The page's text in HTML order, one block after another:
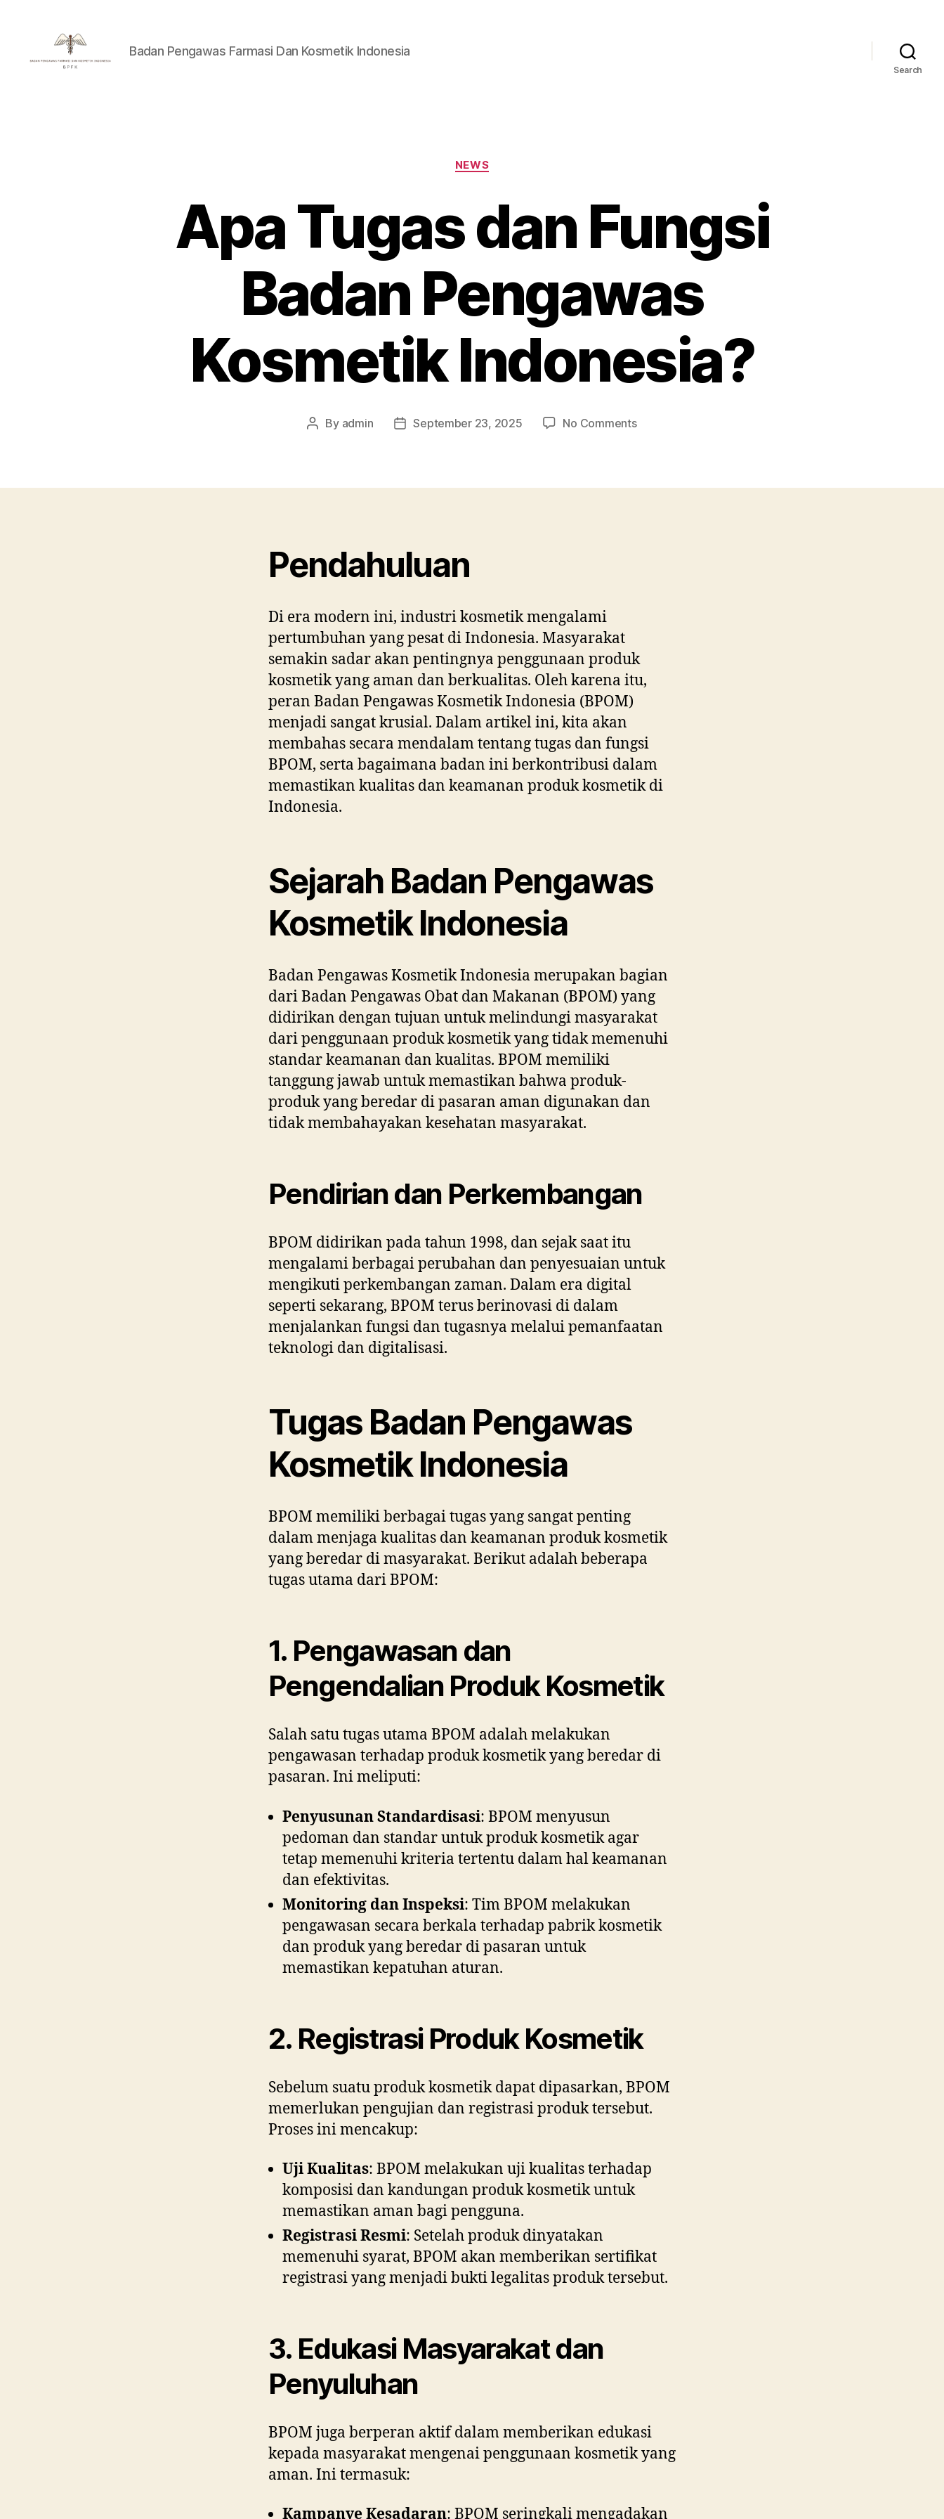
Badan Pengawas Farmasi Dan Kosmetik Indonesia
Search
Categories
NEWS
Apa Tugas dan Fungsi
Badan Pengawas
Kosmetik Indonesia?
Post
By admin
PostSeptember 23, 2025 No Commentson
Fungsi
Pendahuluan
Di era modern ini, industri kosmetik mengalami
pertumbuhan yang pesat di Indonesia. Masyarakat
semakin sadar akan pentingnya penggunaan produk
kosmetik yang aman dan berkualitas. Oleh karena itu,
peran Badan Pengawas Kosmetik Indonesia (BPOM)
menjadi sangat krusial. Dalam artikel ini, kita akan
membahas secara mendalam tentang tugas dan fungsi
BPOM, serta bagaimana badan ini berkontribusi dalam
memastikan kualitas dan keamanan produk kosmetik di
Indonesia.
Sejarah Badan Pengawas
Kosmetik Indonesia
Badan Pengawas Kosmetik Indonesia merupakan bagian
dari Badan Pengawas Obat dan Makanan (BPOM) yang
didirikan dengan tujuan untuk melindungi masyarakat
dari penggunaan produk kosmetik yang tidak memenuhi
standar keamanan dan kualitas. BPOM memiliki
tanggung jawab untuk memastikan bahwa produk-
produk yang beredar di pasaran aman digunakan dan
tidak membahayakan kesehatan masyarakat.
Pendirian dan Perkembangan
BPOM didirikan pada tahun 1998, dan sejak saat itu
mengalami berbagai perubahan dan penyesuaian untuk
mengikuti perkembangan zaman. Dalam era digital
seperti sekarang, BPOM terus berinovasi di dalam
menjalankan fungsi dan tugasnya melalui pemanfaatan
teknologi dan digitalisasi.
Tugas Badan Pengawas
Kosmetik Indonesia
BPOM memiliki berbagai tugas yang sangat penting
dalam menjaga kualitas dan keamanan produk kosmetik
yang beredar di masyarakat. Berikut adalah beberapa
tugas utama dari BPOM:
1. Pengawasan dan
Pengendalian Produk Kosmetik
Salah satu tugas utama BPOM adalah melakukan
pengawasan terhadap produk kosmetik yang beredar di
pasaran. Ini meliputi:
Penyusunan Standardisasi: BPOM menyusun
pedoman dan standar untuk produk kosmetik agar
tetap memenuhi kriteria tertentu dalam hal keamanan
dan efektivitas.
Monitoring dan Inspeksi: Tim BPOM melakukan
pengawasan secara berkala terhadap pabrik kosmetik
dan produk yang beredar di pasaran untuk
memastikan kepatuhan aturan.
2. Registrasi Produk Kosmetik
Sebelum suatu produk kosmetik dapat dipasarkan, BPOM
memerlukan pengujian dan registrasi produk tersebut.
Proses ini mencakup:
Uji Kualitas: BPOM melakukan uji kualitas terhadap
komposisi dan kandungan produk kosmetik untuk
memastikan aman bagi pengguna.
Registrasi Resmi: Setelah produk dinyatakan
memenuhi syarat, BPOM akan memberikan sertifikat
registrasi yang menjadi bukti legalitas produk tersebut.
3. Edukasi Masyarakat dan
Penyuluhan
BPOM juga berperan aktif dalam memberikan edukasi
kepada masyarakat mengenai penggunaan kosmetik yang
aman. Ini termasuk:
Kampanye Kesadaran: BPOM seringkali mengadakan